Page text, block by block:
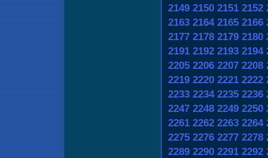
2149 2150 2151 2152
2163 2164 2165 2166
2177 2178 2179 2180
2191 2192 2193 2194
2205 2206 2207 2208
2219 2220 2221 2222
2233 2234 2235 2236
2247 2248 2249 2250
2261 2262 2263 2264
2275 2276 2277 2278
2289 2290 2291 2292